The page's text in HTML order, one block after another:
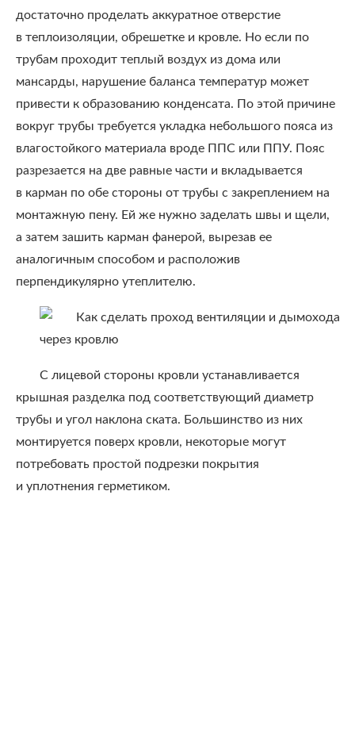
достаточно проделать аккуратное отверстие
в теплоизоляции, обрешетке и кровле. Но если по
трубам проходит теплый воздух из дома или
мансарды, нарушение баланса температур может
привести к образованию конденсата. По этой причине
вокруг трубы требуется укладка небольшого пояса из
влагостойкого материала вроде ППС или ППУ. Пояс
разрезается на две равные части и вкладывается
в карман по обе стороны от трубы с закреплением на
монтажную пену. Ей же нужно заделать швы и щели,
а затем зашить карман фанерой, вырезав ее
аналогичным способом и расположив
перпендикулярно утеплителю.
С лицевой стороны кровли устанавливается
крышная разделка под соответствующий диаметр
трубы и угол наклона ската. Большинство из них
монтируется поверх кровли, некоторые могут
потребовать простой подрезки покрытия
и уплотнения герметиком.